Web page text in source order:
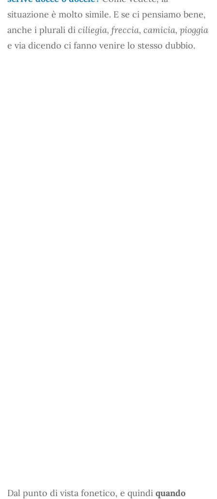
situazione è molto simile. E se ci pensiamo bene,
anche i plurali di ciliegia, freccia, camicia, pioggia
e via dicendo ci fanno venire lo stesso dubbio.
Dal punto di vista fonetico, e quindi quando